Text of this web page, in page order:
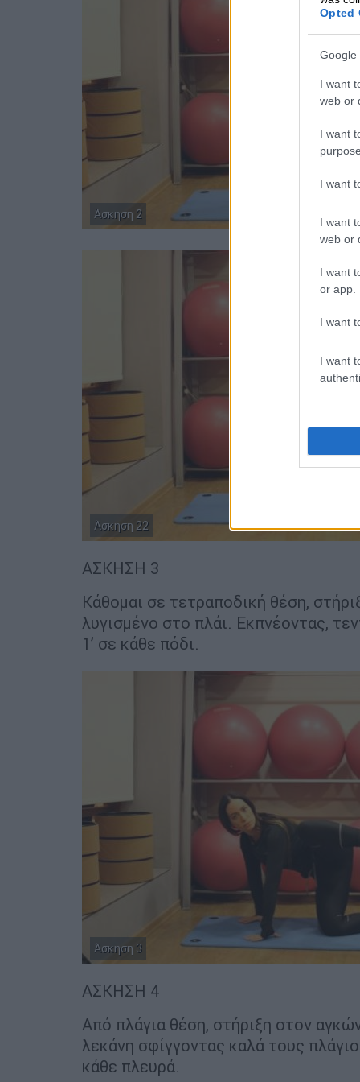
Opted
Google
I want
web or
I want
I want
I want
web or
I want
or app.
I want
I want
Άσκηση 2
Άσκηση 22
ΑΣΚΗΣΗ 3
Κάθομαι σε τετραποδική θέση,
λυγισμένο στο πλάι. Εκπνέοντας,
1’ σε κάθε πόδι.
Άσκηση 3
ΑΣΚΗΣΗ 4
Από πλάγια θέση, στήριξη στον
λεκάνη σφίγγοντας καλά τους
κάθε πλευρά.